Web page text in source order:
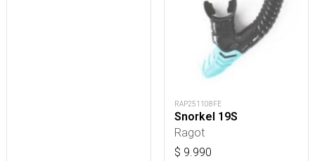
RAP251108FE
Snorkel 19S
Ragot
$ 9.990